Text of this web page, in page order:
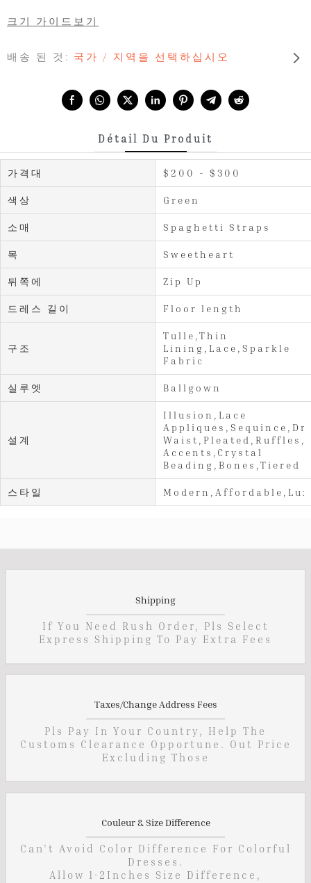
배송 된 것: 국가 / 지역을 선택하십시오
크기 가이드보기
Détail Du Produit
가격대 $200 - $300
색상 Green
소매 Spaghetti Straps
목 Sweetheart
뒤쪽에 Zip Up
드레스 길이 Floor length
구조
Tulle,Thin
Lining,Lace,Sparkle
Fabric
실루엣 Ballgown
설계
Illusion,Lace
Accents,Crystal
Beading,Bones,Tiered
스타일
Shipping
If You Need Rush Order, Pls Select
Express Shipping To Pay Extra Fees
Taxes/Change Address Fees
Pls Pay In Your Country, Help The
Customs Clearance Opportune. Out Price
Excluding Those
Couleur & Size Difference
Can't Avoid Color Difference For Colorful
Dresses.
Allow 1-2Inches Size Difference,